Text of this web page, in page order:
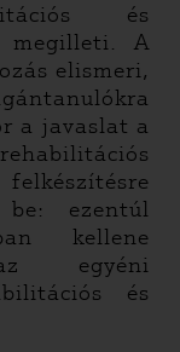
és
megilleti. A
elismeri,
a javaslat a
ezentúl
kellene
egyéni
és